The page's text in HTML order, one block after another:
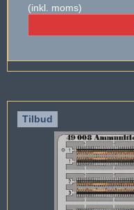
(inkl. moms)
Tilbud